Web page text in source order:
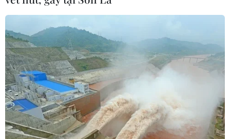
quyết giành ngôi đầu, Thái Lan vẫn
có thể bị loại
07/08/2026 02:29
Lần đầu Cà Mau tổ chức Lễ hội
Khinh khí cầu gắn với Ngày hội Văn
hóa di sản
07/08/2026 02:00